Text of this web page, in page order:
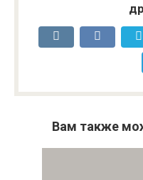
Вам также